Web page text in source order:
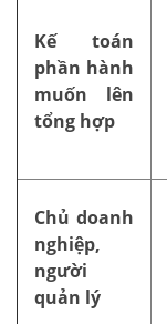
Kế toán
phần hành
muốn lên
tổng hợp
Chủ doanh
nghiệp,
người
quản lý